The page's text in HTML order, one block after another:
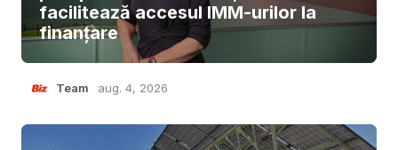
facilitează accesul IMM-urilor la
finanțare
Team aug. 4, 2026